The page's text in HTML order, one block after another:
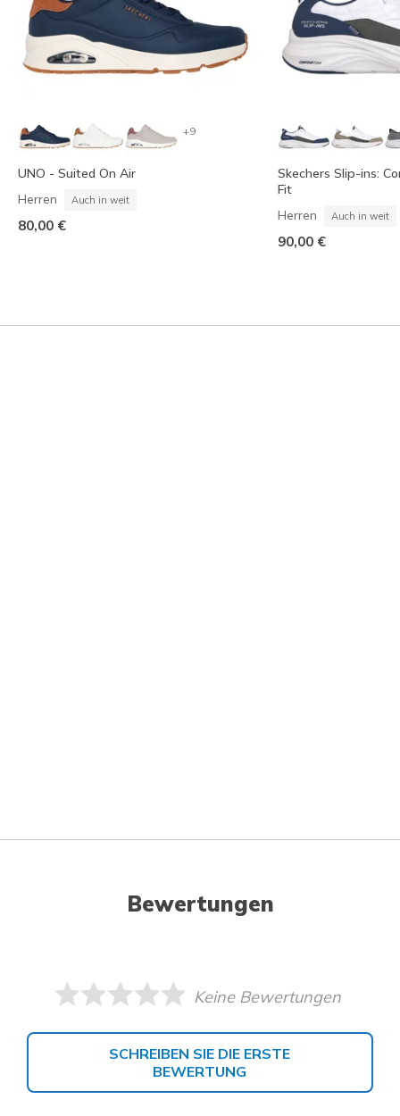
+9
UNO - Suited On Air
Herren Auch in weit
80,00 €
Skechers Slip-ins:
Fit
Herren Auch in weit
90,00 €
Bewertungen
Keine Bewertungen
SCHREIBEN SIE DIE ERSTE
BEWERTUNG